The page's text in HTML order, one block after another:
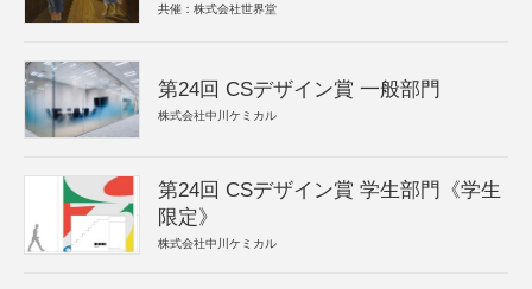
共催：株式会社世界堂
第24回 CSデザイン賞 一般部門
株式会社中川ケミカル
第24回 CSデザイン賞 学生部門《学生
限定》
株式会社中川ケミカル